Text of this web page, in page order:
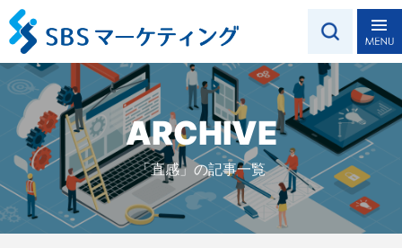
ARCHIVE
「直感」の記事一覧